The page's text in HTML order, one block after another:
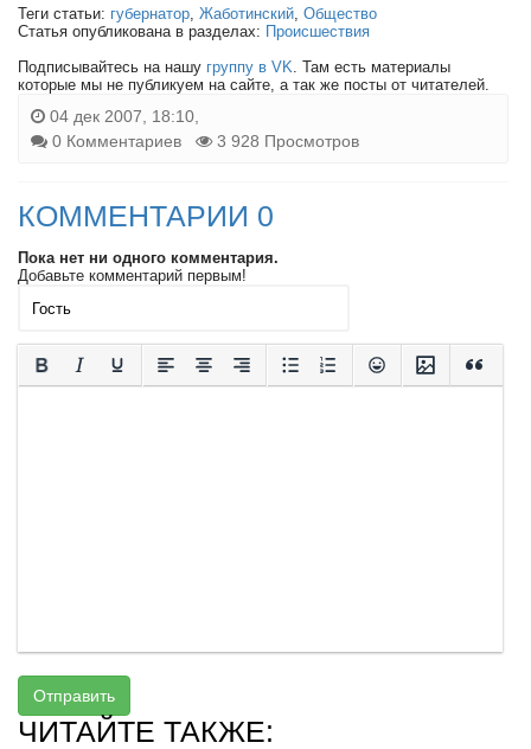
Теги статьи: губернатор, Жаботинский, Общество
Статья опубликована в разделах: Происшествия
Подписывайтесь на нашу группу в VK. Там есть материалы
которые мы не публикуем на сайте, а так же посты от читателей.
04 дек 2007, 18:10,
0 Комментариев
3 928 Просмотров
КОММЕНТАРИИ 0
Пока нет ни одного комментария.
Добавьте комментарий первым!
Отправить
ЧИТАЙТЕ ТАКЖЕ: